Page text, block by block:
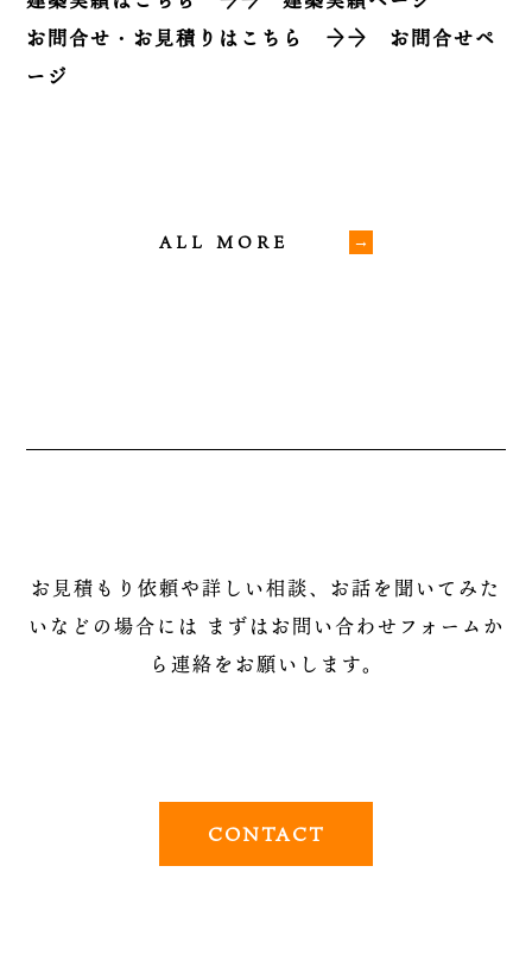
お問合せ・お見積りはこちら
→→ お問合せペ
ージ
ALL MORE
お見積もり依頼や詳しい相談、お話を聞いてみた
いなどの場合には まずはお問い合わせフォームか
ら連絡をお願いします。
CONTACT